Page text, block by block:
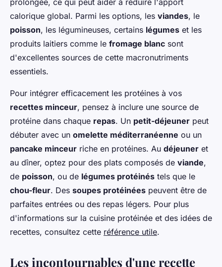
prolongée, ce qui peut aider à réduire l'apport
calorique global. Parmi les options, les viandes, le
poisson, les légumineuses, certains légumes et les
produits laitiers comme le fromage blanc sont
d'excellentes sources de cette macronutriments
essentiels.
Pour intégrer efficacement les protéines à vos
recettes minceur, pensez à inclure une source de
protéine dans chaque repas. Un petit-déjeuner peut
débuter avec un omelette méditerranéenne ou un
pancake minceur riche en protéines. Au déjeuner et
au dîner, optez pour des plats composés de viande,
de poisson, ou de légumes protéinés tels que le
chou-fleur. Des soupes protéinées peuvent être de
parfaites entrées ou des repas légers. Pour plus
d'informations sur la cuisine protéinée et des idées de
recettes, consultez cette référence utile.
Les incontournables d'une recette